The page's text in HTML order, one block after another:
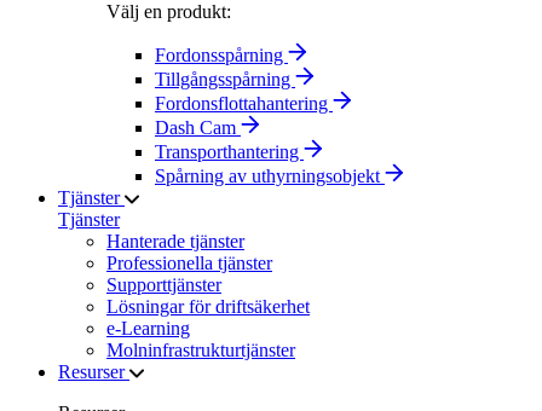
Välj en produkt:
Fordonsspårning
Tillgångsspårning
Fordonsflottahantering
Dash Cam
Transporthantering
Spårning av uthyrningsobjekt
Tjänster
Tjänster
Hanterade tjänster
Professionella tjänster
Supporttjänster
Lösningar för driftsäkerhet
e-Learning
Molninfrastrukturtjänster
Resurser